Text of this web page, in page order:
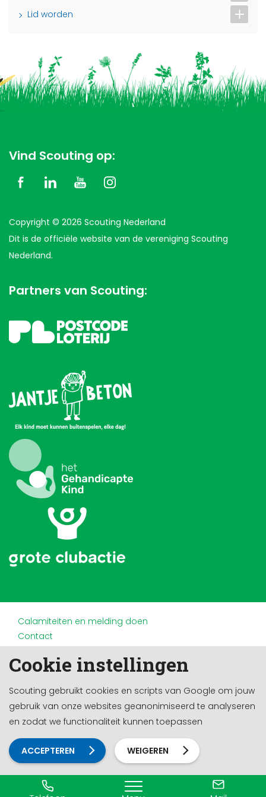
Cookie instellingen
Scouting gebruikt cookies en scripts van Google om jouw
gebruik van onze websites geanonimiseerd te analyseren
en zodat we functionaliteit kunnen toepassen
ACCEPTEREN WEIGEREN
Lid worden
Vind Scouting op:
Copyright © 2026 Scouting Nederland
Dit is de officiële website van de vereniging Scouting
Nederland.
Partners van Scouting:
Calamiteiten en melding doen
Contact
Doneren en nalaten
Privacy
Werken bij
Cookie-instellingen
Ontwikkeld door a&m impact